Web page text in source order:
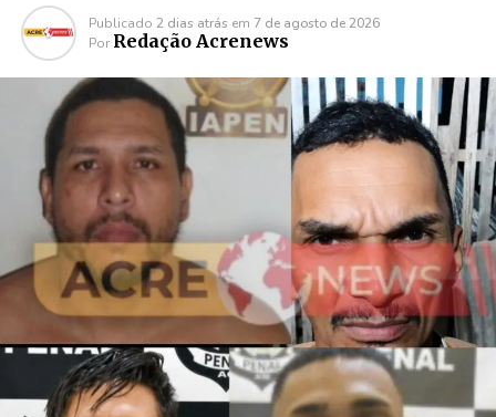
Publicado 2 dias atrás em 7 de agosto de 2026
Por Redação Acrenews